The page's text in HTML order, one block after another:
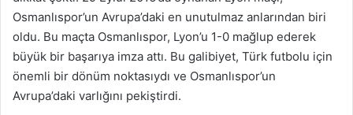
Osmanlıspor’un Avrupa’daki en unutulmaz anlarından biri
oldu. Bu maçta Osmanlıspor, Lyon’u 1-0 mağlup ederek
büyük bir başarıya imza attı. Bu galibiyet, Türk futbolu için
önemli bir dönüm noktasıydı ve Osmanlıspor’un
Avrupa’daki varlığını pekiştirdi.